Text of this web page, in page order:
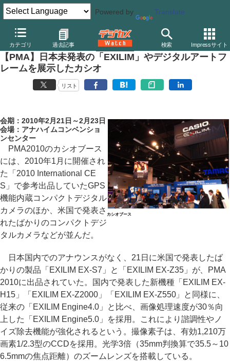
Powered by Translate
カテゴリ 過去記事 検索 Impressサイト
デジカメ Watch カメラ レンズ一体型（コンパクト）カメラ カ
【PMA】日本未発表の「EXILIM」やデジタルアートフ
レームを展示したカシオ
リスト
カシオブース
会期：2010年2月21日～2月23日
会場：アナハイムコンベンショ
ンセンター
PMA2010のカシオブース
には、2010年1月に開催され
た「2010 International CE
S」で参考出品していたGPS
機能内蔵コンパクトデジタル
カメラのほか、米国で発表さ
れたばかりのコンパクトデジ
タルカメラなどが並んだ。
日本国内でのアナウンスがなく、21日に米国で発表したば
かりの製品「EXILIM EX-S7」と「EXILIM EX-Z35」が、PMA
2010に出品されていた。国内で発表した新機種「EXILIM EX-
H15」「EXILIM EX-Z2000」「EXILIM EX-Z550」と同様に、
従来の「EXILIM Engine4.0」と比べ、画像処理速度が30％向
上した「EXILIM Engine5.0」を採用。これにより諧調性やノ
イズ除去機能が強化されるという。撮像素子は、有効1,210万
画素1/2.3型のCCDを採用。光学3倍（35mm判換算で35.5～10
6.5mmの焦点距離）のズームレンズを搭載している。